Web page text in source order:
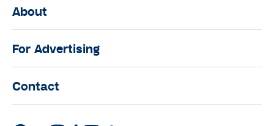
About
For Advertising
Contact